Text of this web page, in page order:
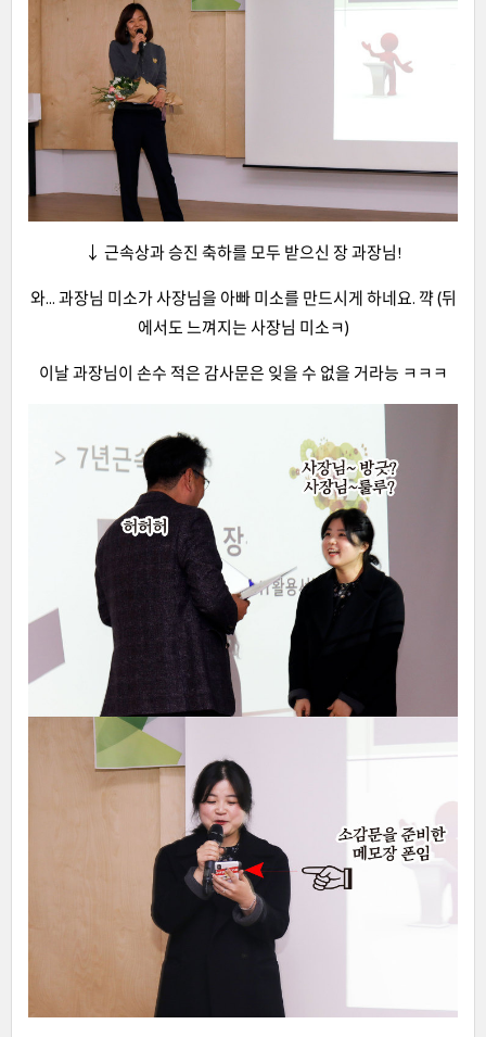
↓ 근속상과 승진 축하를 모두 받으신 장 과장님!
와... 과장님 미소가 사장님을 아빠 미소를 만드시게 하네요. 꺅 (뒤
에서도 느껴지는 사장님 미소ㅋ)
이날 과장님이 손수 적은 감사문은 잊을 수 없을 거라능 ㅋㅋㅋ